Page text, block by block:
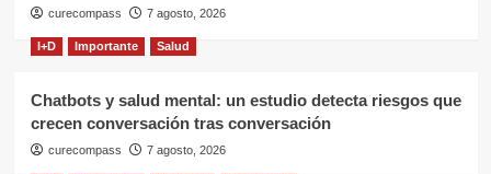
curecompass 7 agosto, 2026
I+D Importante Salud
Chatbots y salud mental: un estudio detecta riesgos que
crecen conversación tras conversación
curecompass 7 agosto, 2026